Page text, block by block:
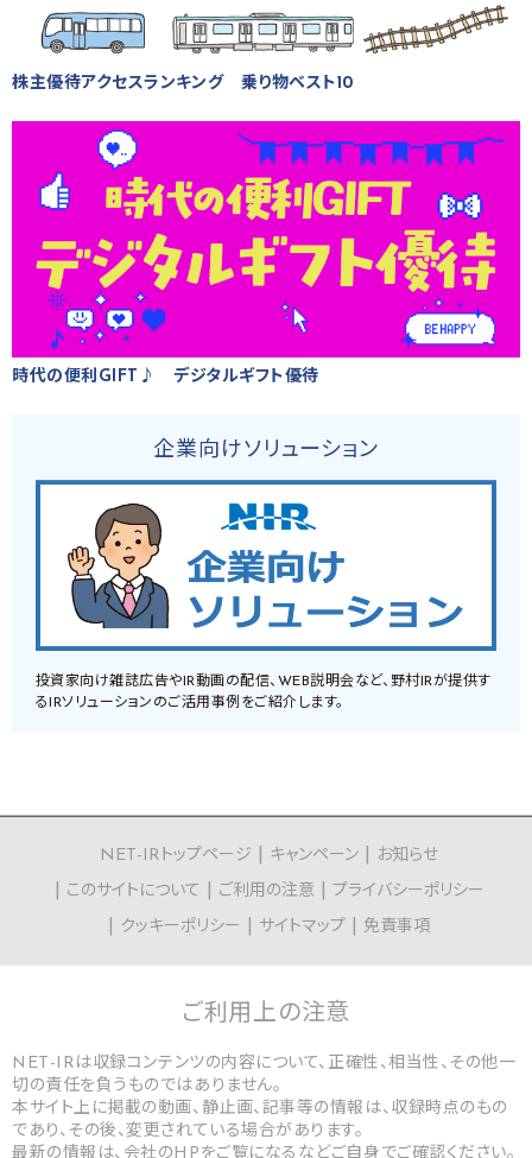
株主優待アクセスランキング 乗り物ベスト10
時代の便利GIFT♪ デジタルギフト優待
企業向けソリューション
投資家向け雑誌広告やIR動画の配信、WEB説明会など、野村IRが提供す
るIRソリューションのご活用事例をご紹介します。
NET-IRトップページ キャンペーン
お知らせ
このサイトについて
ご利用の注意
プライバシーポリシー
クッキーポリシー
サイトマップ 免責事項
ご利用上の注意
NET-IRは収録コンテンツの内容について、正確性、相当性、その他一
切の責任を負うものではありません。
本サイト上に掲載の動画、静止画、記事等の情報は、収録時点のもの
であり、その後、変更されている場合があります。
最新の情報は、会社のHPをご覧になるなどご自身でご確認ください。